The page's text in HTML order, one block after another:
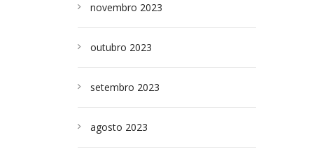
novembro 2023
outubro 2023
setembro 2023
agosto 2023